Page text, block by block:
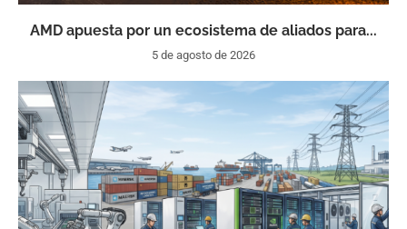
AMD apuesta por un ecosistema de aliados para...
5 de agosto de 2026